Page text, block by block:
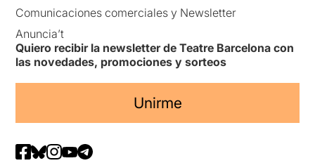
Comunicaciones comerciales y Newsletter
Anuncia’t
Quiero recibir la newsletter de Teatre Barcelona con
las novedades, promociones y sorteos
Unirme